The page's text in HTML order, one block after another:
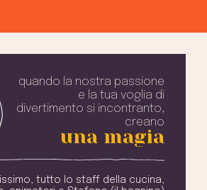
quando la nostra passione
e la tua voglia di
divertimento si incontranto,
creano
una magia
tutto lo staff della cucina,